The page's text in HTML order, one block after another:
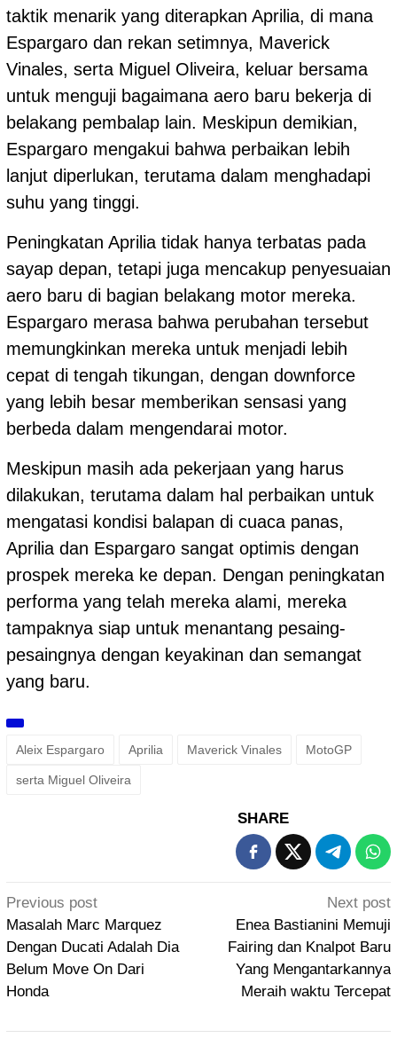
taktik menarik yang diterapkan Aprilia, di mana
Espargaro dan rekan setimnya, Maverick
Vinales, serta Miguel Oliveira, keluar bersama
untuk menguji bagaimana aero baru bekerja di
belakang pembalap lain. Meskipun demikian,
Espargaro mengakui bahwa perbaikan lebih
lanjut diperlukan, terutama dalam menghadapi
suhu yang tinggi.
Peningkatan Aprilia tidak hanya terbatas pada
sayap depan, tetapi juga mencakup penyesuaian
aero baru di bagian belakang motor mereka.
Espargaro merasa bahwa perubahan tersebut
memungkinkan mereka untuk menjadi lebih
cepat di tengah tikungan, dengan downforce
yang lebih besar memberikan sensasi yang
berbeda dalam mengendarai motor.
Meskipun masih ada pekerjaan yang harus
dilakukan, terutama dalam hal perbaikan untuk
mengatasi kondisi balapan di cuaca panas,
Aprilia dan Espargaro sangat optimis dengan
prospek mereka ke depan. Dengan peningkatan
performa yang telah mereka alami, mereka
tampaknya siap untuk menantang pesaing-
pesaingnya dengan keyakinan dan semangat
yang baru.
Aleix Espargaro Aprilia Maverick Vinales MotoGP
serta Miguel Oliveira
SHARE
Post
navigation
Previous post
Masalah Marc Marquez
Dengan Ducati Adalah Dia
Belum Move On Dari
Honda
Next post
Enea Bastianini Memuji
Fairing dan Knalpot Baru
Yang Mengantarkannya
Meraih waktu Tercepat